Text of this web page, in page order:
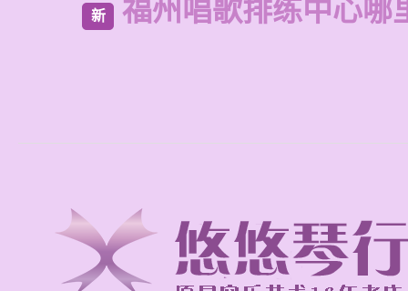
新 福州唱歌排练中心哪